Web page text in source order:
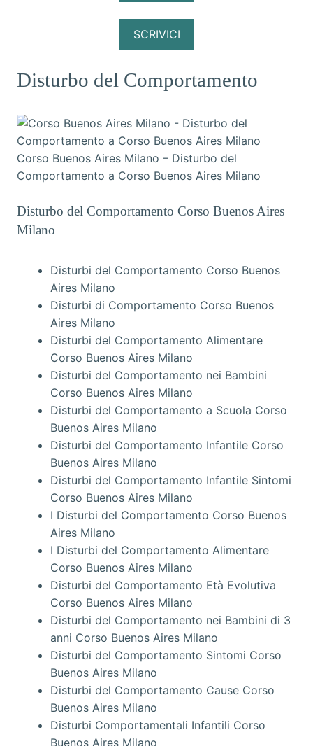
SCRIVICI
Disturbo del Comportamento
Corso Buenos Aires Milano – Disturbo del
Comportamento a Corso Buenos Aires Milano
Disturbo del Comportamento Corso Buenos Aires
Milano
Disturbi del Comportamento Corso Buenos
Aires Milano
Disturbi di Comportamento Corso Buenos
Aires Milano
Disturbi del Comportamento Alimentare
Corso Buenos Aires Milano
Disturbi del Comportamento nei Bambini
Corso Buenos Aires Milano
Disturbi del Comportamento a Scuola Corso
Buenos Aires Milano
Disturbi del Comportamento Infantile Corso
Buenos Aires Milano
Disturbi del Comportamento Infantile Sintomi
Corso Buenos Aires Milano
I Disturbi del Comportamento Corso Buenos
Aires Milano
I Disturbi del Comportamento Alimentare
Corso Buenos Aires Milano
Disturbi del Comportamento Età Evolutiva
Corso Buenos Aires Milano
Disturbi del Comportamento nei Bambini di 3
anni Corso Buenos Aires Milano
Disturbi del Comportamento Sintomi Corso
Buenos Aires Milano
Disturbi del Comportamento Cause Corso
Buenos Aires Milano
Disturbi Comportamentali Infantili Corso
Buenos Aires Milano